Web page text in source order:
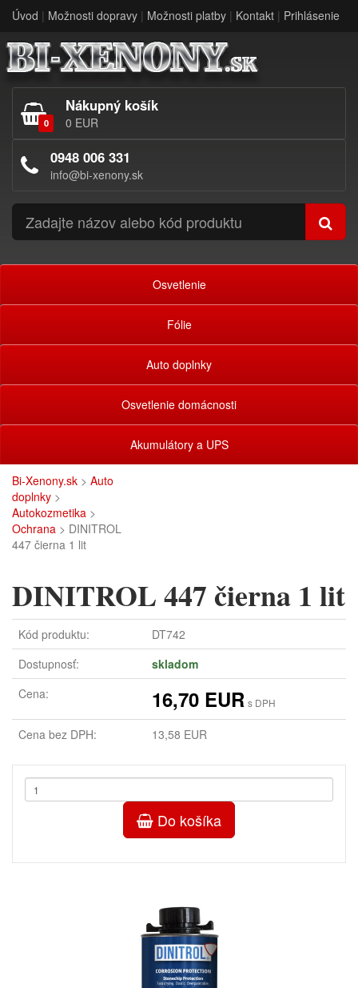
Úvod | Možnosti dopravy | Možnosti platby | Kontakt | Prihlásenie
0
Nákupný košík
0 EUR
0948 006 331
info@bi-xenony.sk
Osvetlenie
Fólie
Auto doplnky
Osvetlenie domácnosti
Akumulátory a UPS
Bi-Xenony.sk > Auto
doplnky >
Autokozmetika >
Ochrana > DINITROL
447 čierna 1 lit
DINITROL 447 čierna 1 lit
Kód produktu:
DT742
Dostupnosť:
skladom
Cena:
16,70 EUR s DPH
Cena bez DPH: 13,58 EUR
Do košíka